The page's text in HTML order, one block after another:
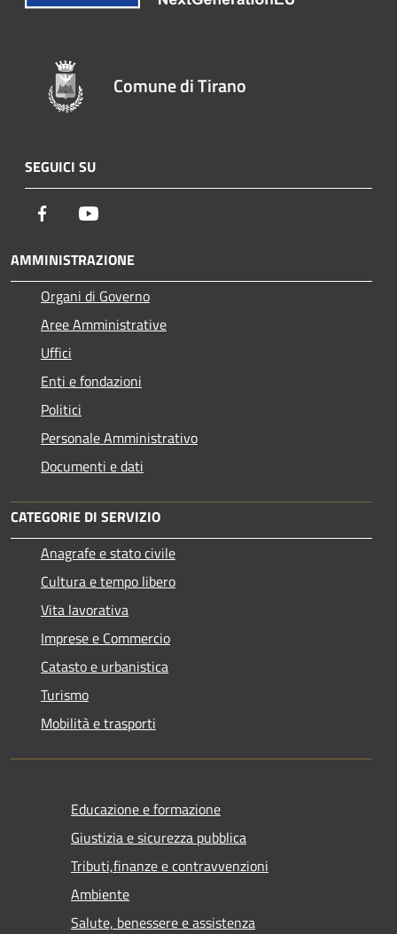
Comune di Tirano
SEGUICI SU
Facebook
AMMINISTRAZIONE
Organi di Governo
Aree Amministrative
Uffici
Enti e fondazioni
Politici
Personale Amministrativo
Documenti e dati
CATEGORIE DI SERVIZIO
Anagrafe e stato civile
Cultura e tempo libero
Vita lavorativa
Imprese e Commercio
Catasto e urbanistica
Turismo
Mobilità e trasporti
Educazione e formazione
Giustizia e sicurezza pubblica
Tributi,finanze e contravvenzioni
Ambiente
Salute, benessere e assistenza